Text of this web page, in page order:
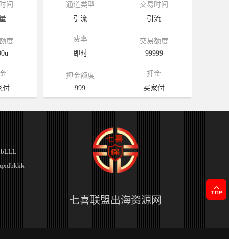
间
度
付
通道类型
引流
交易时间
引流
费率
即时
交易额度
99999
押金额度
999
押金
买家付
七喜联盟出海资源网